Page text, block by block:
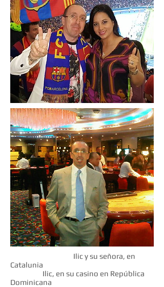
Ilic y su señora, en
Catalunia
Ilic, en su casino en República
Dominicana